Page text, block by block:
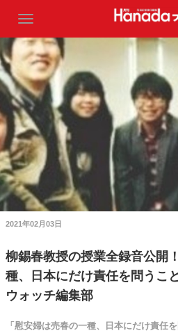
2021年02月03日
柳錫春教授の授業全録音公開
種、日本にだけ責任を問うこ
ウォッチ編集部
「慰安婦は売春の一種、日本にだけ責任